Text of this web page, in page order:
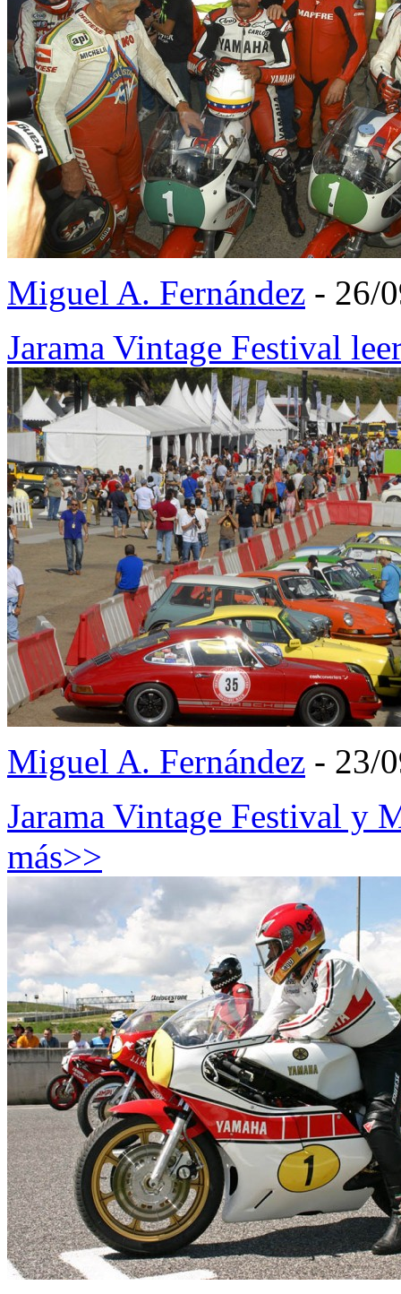
Miguel A. Fernández - 26/
Jarama Vintage Festival
Miguel A. Fernández - 23/
Jarama Vintage Festival y
más>>